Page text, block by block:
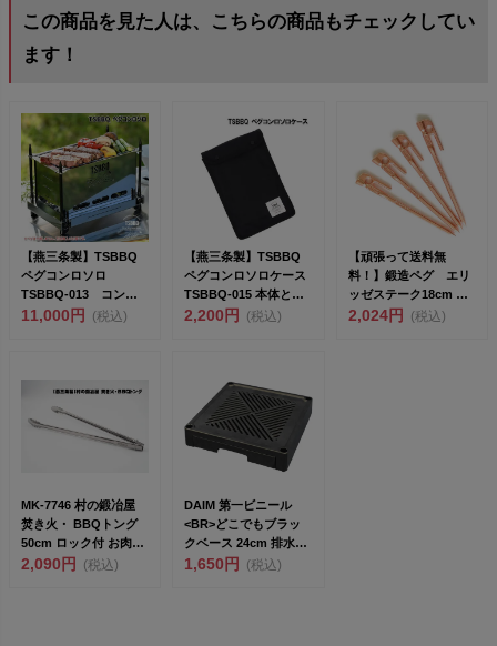
この商品を見た人は、こちらの商品もチェックしてい
ます！
【燕三条製】TSBBQ
ペグコンロソロ
TSBBQ-013 コンパ
クトに収納できるス...
11,000円 (税込)
【燕三条製】TSBBQ
ペグコンロソロケース
TSBBQ-015 本体とボ
ードを収納...
2,200円 (税込)
【頑張って送料無
料！】鍛造ペグ エリ
ッゼステーク18cm ブ
ロンズメッキ塗装 4
2,024円 (税込)
MK-7746 村の鍛冶屋
焚き火・ BBQトング
50cm ロック付 お肉は
もちろ...
2,090円 (税込)
DAIM 第一ビニール
<BR>どこでもブラッ
クベース 24cm 排水ト
レ...
1,650円 (税込)